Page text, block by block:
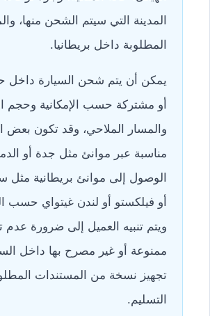
المدينة التي سيتم الشحن منها،
المطلوبة داخل بريطانيا.
يمكن أن يتم شحن السيارة داخل
أو مشتركة حسب الإمكانية وحجم
والمسار الملاحي، وقد تكون بعض
مناسبة عبر موانئ مثل جدة أو
الوصول إلى موانئ بريطانية مثل
أو فيلكستو أو لندن غيتواي حسب
ويتم تنبيه العميل إلى ضرورة
ممنوعة أو غير مصرح بها داخل
تجهيز نسخة من المستندات
التسليم.